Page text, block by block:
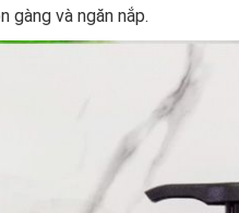
gàng và ngăn nắp.